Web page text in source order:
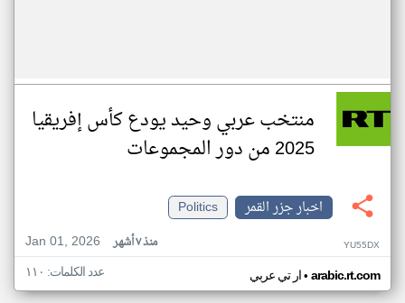
منتخب عربي وحيد يودع كأس إفريقيا
2025 من دور المجموعات
اخبار جزر القمر
Politics
Jan 01, 2026
منذ ٧ أشهر YU55DX
ار تي عربي• arabic.rt.com عدد الكلمات: ١١٠